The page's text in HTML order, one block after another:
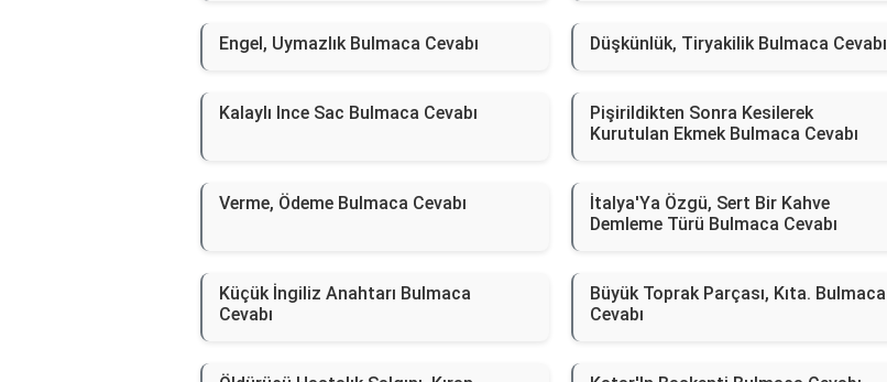
Engel, Uymazlık Bulmaca Cevabı Düşkünlük, Tiryakilik Bulmaca Cevabı
Kalaylı Ince Sac Bulmaca Cevabı
Pişirildikten Sonra Kesilerek
Kurutulan Ekmek Bulmaca Cevabı
Verme, Ödeme Bulmaca Cevabı
İtalya'Ya Özgü, Sert Bir Kahve
Demleme Türü Bulmaca Cevabı
Küçük İngiliz Anahtarı Bulmaca
Cevabı
Büyük Toprak Parçası, Kıta. Bulmaca
Cevabı